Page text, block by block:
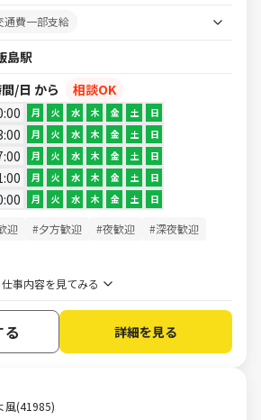
お得に食べられる食事補助付
通費一部支給
島駅
/日 から
相談OK
月 火 水 木 金 土 日
月 火 水 木 金 土 日
月 火 水 木 金 土 日
月 火 水 木 金 土 日
月 火 水 木 金 土 日
迎 #夕方歓迎 #夜歓迎
#深夜歓迎
仕事内容を見てみる
る 詳細を見る
風(41985)